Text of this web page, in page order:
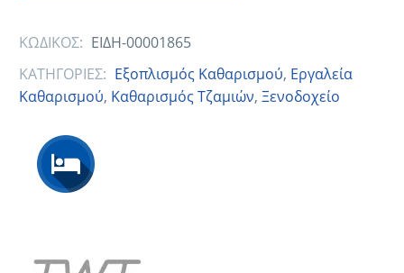
ΚΩΔΙΚΟΣ: ΕΙΔΗ-00001865
ΚΑΤΗΓΟΡΙΕΣ: Εξοπλισμός Καθαρισμού, Εργαλεία
Καθαρισμού, Καθαρισμός Τζαμιών, Ξενοδοχείο